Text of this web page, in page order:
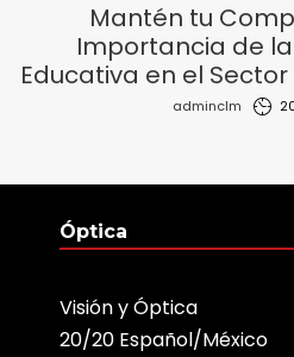
Mantén tu
Importancia de
Educativa en el
by
adminclm
Óptica
Visión y Óptica
20/20 Español/México